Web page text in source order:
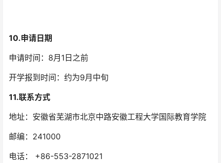
10.申请日期
申请时间：8月1日之前
开学报到时间：约为9月中旬
11.联系方式
地址：安徽省芜湖市北京中路安徽工程大学国际教育学院
邮编：241000
电话： +86-553-2871021